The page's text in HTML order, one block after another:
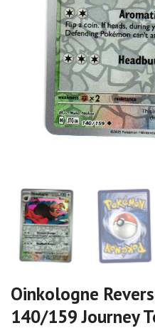
Oinkologne
140/159 Journey